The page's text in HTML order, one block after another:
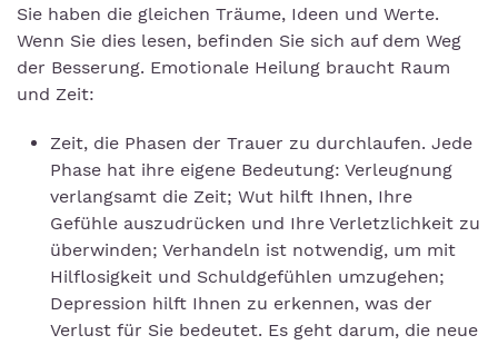
Sie haben die gleichen Träume, Ideen und Werte.
Wenn Sie dies lesen, befinden Sie sich auf dem Weg
der Besserung. Emotionale Heilung braucht Raum
und Zeit:
Zeit, die Phasen der Trauer zu durchlaufen. Jede
Phase hat ihre eigene Bedeutung: Verleugnung
verlangsamt die Zeit; Wut hilft Ihnen, Ihre
Gefühle auszudrücken und Ihre Verletzlichkeit zu
überwinden; Verhandeln ist notwendig, um mit
Hilflosigkeit und Schuldgefühlen umzugehen;
Depression hilft Ihnen zu erkennen, was der
Verlust für Sie bedeutet. Es geht darum, die neue